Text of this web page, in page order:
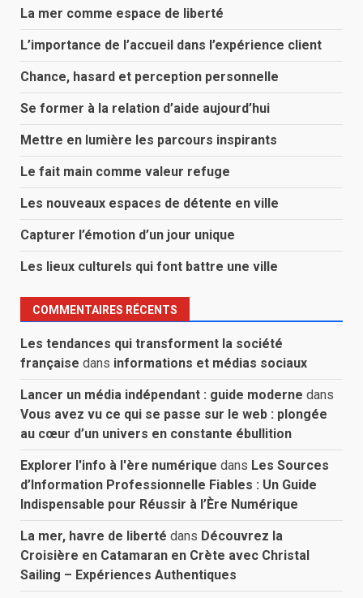
La mer comme espace de liberté
L’importance de l’accueil dans l’expérience client
Chance, hasard et perception personnelle
Se former à la relation d’aide aujourd’hui
Mettre en lumière les parcours inspirants
Le fait main comme valeur refuge
Les nouveaux espaces de détente en ville
Capturer l’émotion d’un jour unique
Les lieux culturels qui font battre une ville
COMMENTAIRES RÉCENTS
Les tendances qui transforment la société
française dans informations et médias sociaux
Lancer un média indépendant : guide moderne dans
Vous avez vu ce qui se passe sur le web : plongée
au cœur d’un univers en constante ébullition
Explorer l'info à l'ère numérique dans Les Sources
d’Information Professionnelle Fiables : Un Guide
Indispensable pour Réussir à l’Ère Numérique
La mer, havre de liberté dans Découvrez la
Croisière en Catamaran en Crète avec Christal
Sailing – Expériences Authentiques